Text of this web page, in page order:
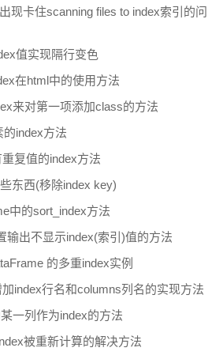
现卡住scanning files to index索引的问
值实现隔行变色
在html中的使用方法
来对第一项添加class的方法
index方法
复值的index方法
东西(移除index key)
中的sort_index方法
输出不显示index(索引)值的方法
的多重index实例
index行名和columns列名的实现方法
一列作为index的方法
被重新计算的解决方法